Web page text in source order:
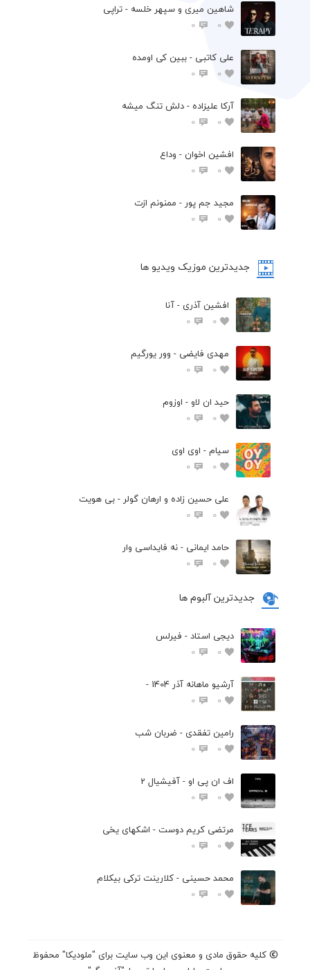
شاهین میری و سپهر خلسه - تراپی
0
0
علی کاتبی - ببین کی اومده
0
0
آرکا علیزاده - دلش تنگ میشه
0
0
افشين اخوان - وداع
0
0
مجید جم پور - ممنونم ازت
0
0
جدیدترین موزیک ویدیو ها
افشین آذری - آنا
0
0
مهدی فایضی - وور یورگیم
0
0
حید ان لاو - اوزوم
0
0
سیام - اوی اوی
0
0
علی حسین زاده و ارهان گولر - بی هویت
0
0
حامد ایمانی - نه فایداسی وار
0
0
جدیدترین آلبوم ها
دیجی استاد - فیرلس
0
0
آرشیو ماهانه آذر 1404 -
0
0
رامین تفقدی - ضربان شب
0
0
اف ان پی او - آفیشیال 2
0
0
مرتضی کریم دوست - اشکهای یخی
0
0
محمد حسینی - کلارینت ترکی بیکلام
0
0
کلیه حقوق مادی و معنوی این وب سایت برای "ملودیکا" محفوظ